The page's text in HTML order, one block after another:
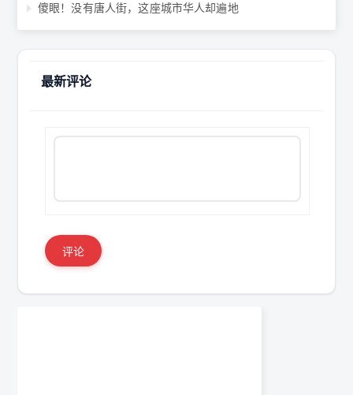
傻眼！没有唐人街，这座城市华人却遍地
最新评论
评论